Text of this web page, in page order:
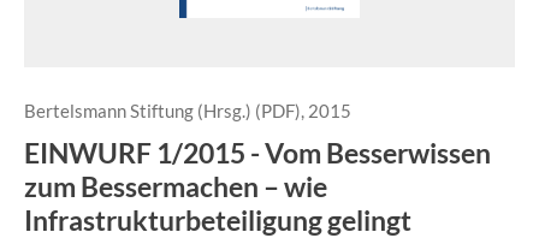
Bertelsmann Stiftung (Hrsg.) (PDF), 2015
EINWURF 1/2015 - Vom Besserwissen
zum Bessermachen – wie
Infrastrukturbeteiligung gelingt